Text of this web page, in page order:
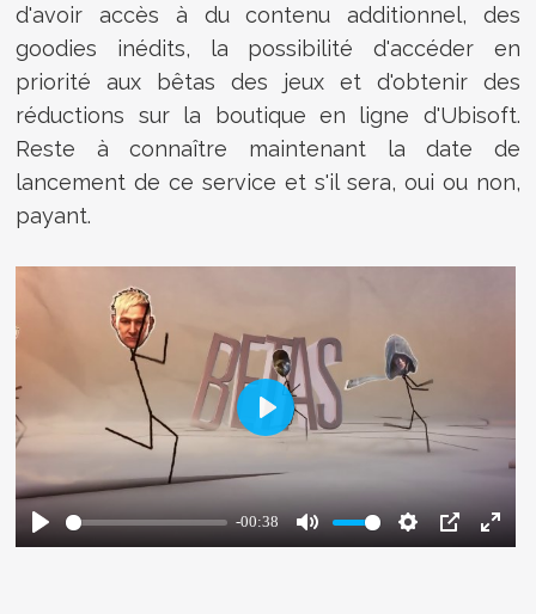
d'avoir accès à du contenu additionnel, des
goodies inédits, la possibilité d'accéder en
priorité aux bêtas des jeux et d'obtenir des
réductions sur la boutique en ligne d'Ubisoft.
Reste à connaître maintenant la date de
lancement de ce service et s'il sera, oui ou non,
payant.